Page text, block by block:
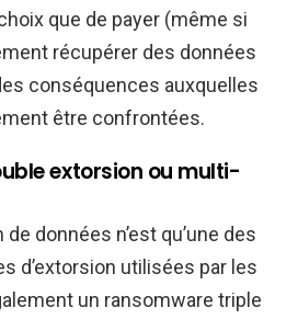
choix que de payer (même si
récupérer des données
conséquences auxquelles
être confrontées.
extorsion ou multi-
de données n’est qu’une des
d’extorsion utilisées par les
un ransomware triple